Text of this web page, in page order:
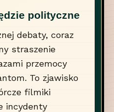
polityczne
debaty, coraz
straszenie
przemocy
To zjawisko
filmiki
incydenty